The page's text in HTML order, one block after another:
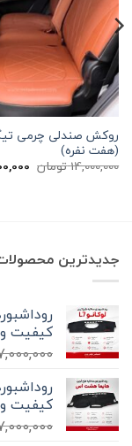
(هفت نفره)
14,000,000تومان قیمت
اصلی
جدیدترین
کیفیت
کیفیت